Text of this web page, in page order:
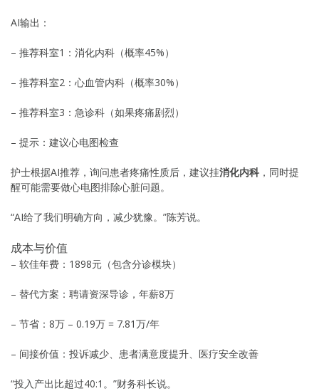
AI输出：
– 推荐科室1：消化内科（概率45%）
– 推荐科室2：心血管内科（概率30%）
– 推荐科室3：急诊科（如果疼痛剧烈）
– 提示：建议心电图检查
护士根据AI推荐，询问患者疼痛性质后，建议挂消化内科 ，同时提
醒可能需要做心电图排除心脏问题。
“AI给了我们明确方向，减少犹豫。”陈芳说。
成本与价值
– 软佳年费：1898元（包含分诊模块）
– 替代方案：聘请资深导诊，年薪8万
– 节省：8万 – 0.19万 = 7.81万/年
– 间接价值：投诉减少、患者满意度提升、医疗安全改善
“投入产出比超过40:1。”财务科长说。